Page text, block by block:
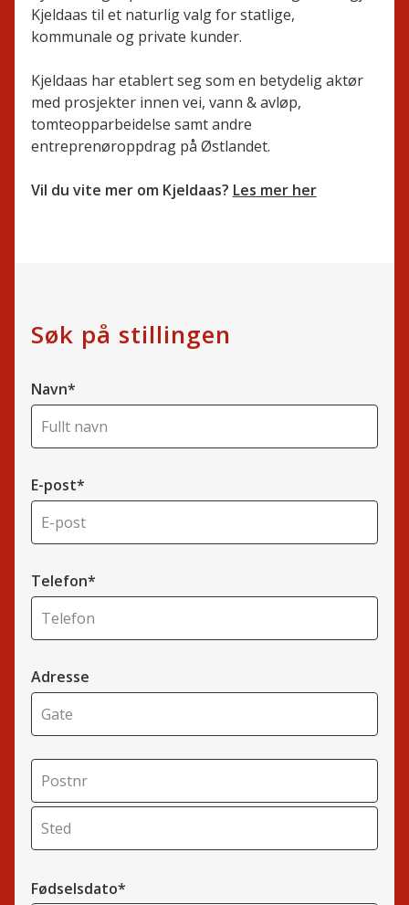
Kjeldaas til et naturlig valg for statlige,
kommunale og private kunder.
Kjeldaas har etablert seg som en betydelig aktør
med prosjekter innen vei, vann & avløp,
tomteopparbeidelse samt andre
entreprenøroppdrag på Østlandet.
Vil du vite mer om Kjeldaas? Les mer her
Søk på stillingen
Navn*
E-post*
Telefon*
Adresse
Fødselsdato*